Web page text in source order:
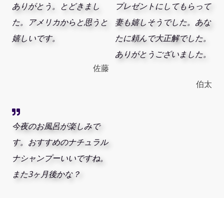
ありがとう。とどきまし
た。アメリカからと思うと
嬉しいです。
佐藤
プレゼントにしてもらって
妻も嬉しそうでした。あな
たに頼んで大正解でした。
ありがとうございました。
伯太
今夜のお風呂が楽しみで
す。おすすめのナチュラル
ナシャンプーいいですね。
また3ヶ月後かな？